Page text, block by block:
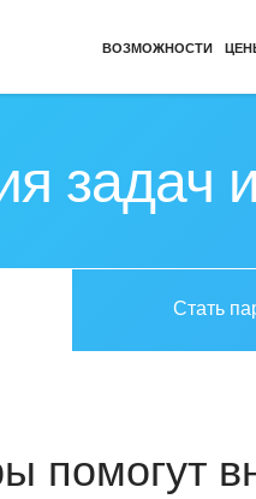
ВОЗМОЖНОСТИ
задач
Стать
помогут